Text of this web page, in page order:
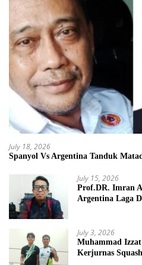
July 18, 2026
Spanyol Vs Argentina Tanduk
July 15, 2026
Prof.DR. Imran
Argentina Laga
July 3, 2026
Muhammad
Kerjurnas